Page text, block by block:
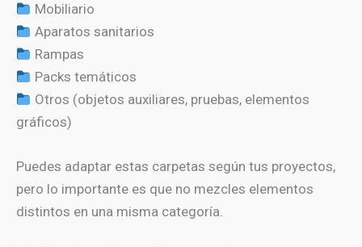
Mobiliario
Aparatos sanitarios
Rampas
Packs temáticos
Otros (objetos auxiliares, pruebas, elementos
gráficos)
Puedes adaptar estas carpetas según tus proyectos,
pero lo importante es que no mezcles elementos
distintos en una misma categoría.